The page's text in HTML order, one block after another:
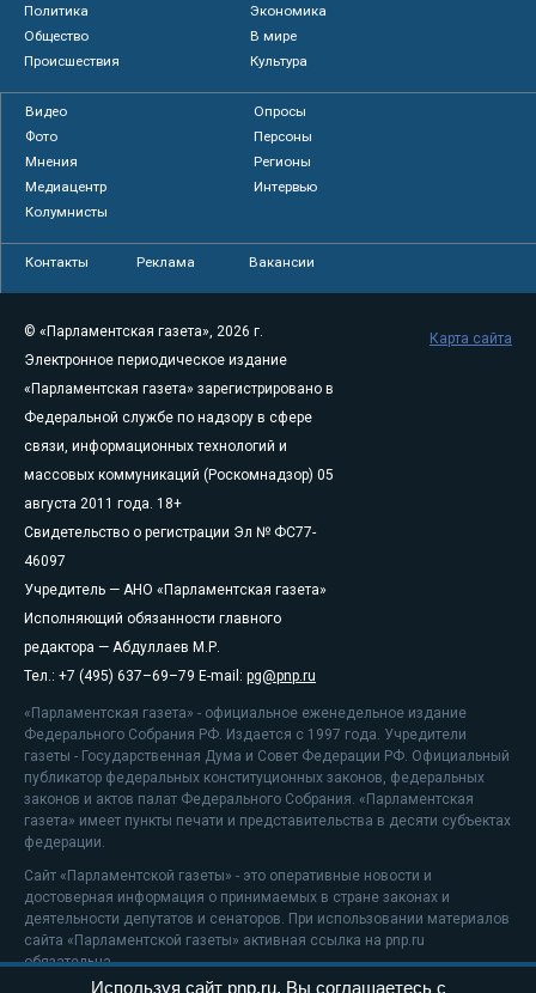
Политика
Экономика
Общество
В мире
Происшествия
Культура
Видео
Опросы
Фото
Персоны
Мнения
Регионы
Медиацентр
Интервью
Колумнисты
Контакты Реклама Вакансии
© «Парламентская газета», 2026 г.
Электронное периодическое издание
«Парламентская газета» зарегистрировано в
Федеральной службе по надзору в сфере
связи, информационных технологий и
массовых коммуникаций (Роскомнадзор) 05
августа 2011 года. 18+
Свидетельство о регистрации Эл № ФС77-
46097
Учредитель — АНО «Парламентская газета»
Исполняющий обязанности главного
редактора — Абдуллаев М.Р.
Тел.: +7 (495) 637–69–79 E-mail: pg@pnp.ru
«Парламентская газета» - официальное еженедельное издание
Федерального Собрания РФ. Издается с 1997 года. Учредители
газеты - Государственная Дума и Совет Федерации РФ. Официальный
публикатор федеральных конституционных законов, федеральных
законов и актов палат Федерального Собрания. «Парламентская
газета» имеет пункты печати и представительства в десяти субъектах
федерации.
Сайт «Парламентской газеты» - это оперативные новости и
достоверная информация о принимаемых в стране законах и
деятельности депутатов и сенаторов. При использовании материалов
сайта «Парламентской газеты» активная ссылка на pnp.ru
обязательна.
Карта сайта
Используя сайт pnp.ru, Вы соглашаетесь с